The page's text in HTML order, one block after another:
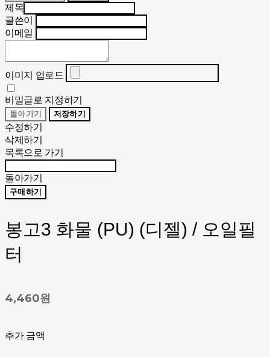
제목
글쓴이
이메일
이미지 업로드
비밀글로 지정하기
돌아가기 저장하기
수정하기
삭제하기
목록으로 가기
돌아가기
구매하기
봉고3 화물 (PU) (디젤) / 오일필
터
4,460원
추가 금액